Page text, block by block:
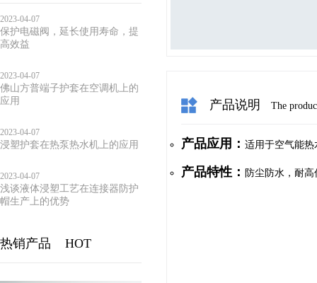
2023-04-07
保护电磁阀，延长使用寿命，提
高效益
2023-04-07
佛山方普端子护套在空调机上的
应用
2023-04-07
浸塑护套在热泵热水机上的应用
2023-04-07
浅谈液体浸塑工艺在连接器防护
帽生产上的优势
热销产品 HOT
产品说明 The
产品应用： 适用于空气能
产品特性： 防尘防水，耐高